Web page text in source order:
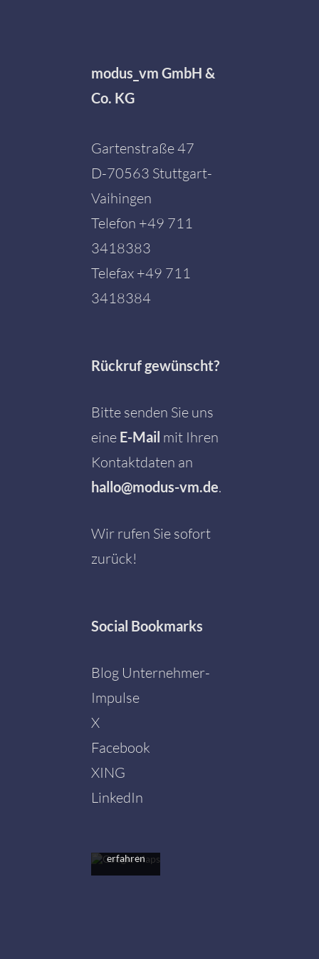
modus_vm GmbH &
Co. KG
Gartenstraße 47
D-70563 Stuttgart-
Vaihingen
Telefon +49 711
3418383
Telefax +49 711
3418384
Rückruf gewünscht?
Bitte senden Sie uns
eine E-Mail mit Ihren
Kontaktdaten an
hallo@modus-vm.de.
Wir rufen Sie sofort
zurück!
Social Bookmarks
Blog Unternehmer-
Impulse
X
Facebook
XING
LinkedIn
Mit dem
Karte
Sie die
erfahren